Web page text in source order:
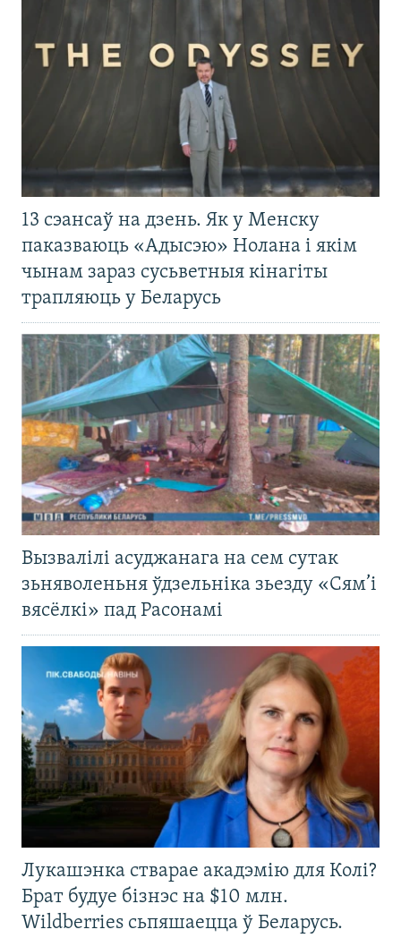
13 сэансаў на дзень. Як у Менску
паказваюць «Адысэю» Нолана і якім
чынам зараз сусьветныя кінагіты
трапляюць у Беларусь
Вызвалілі асуджанага на сем сутак
зьняволеньня ўдзельніка зьезду «Сям’і
вясёлкі» пад Расонамі
Лукашэнка стварае акадэмію для Колі?
Брат будуе бізнэс на $10 млн.
Wildberries сьпяшаецца ў Беларусь.